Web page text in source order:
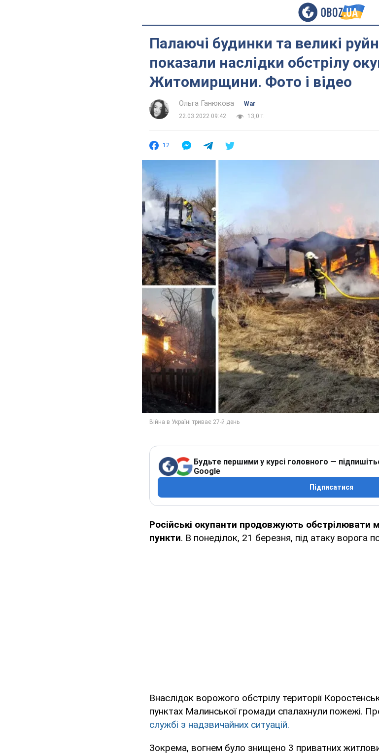
Палаючі будинки та великі
показали наслідки обстрілу
Житомирщини. Фото і відео
Ольга Ганюкова
War
22.03.2022 09:42
13,0 т.
12
Будьте першими у курсі головного —
Google
Підписатися
Російські окупанти продовжують обстрілювати
пункти. В понеділок, 21 березня, під атаку ворога
Внаслідок ворожого обстрілу території
пунктах Малинської громади спалахнули пожежі.
службі з надзвичайних ситуацій.
Зокрема, вогнем було знищено 3 приватних